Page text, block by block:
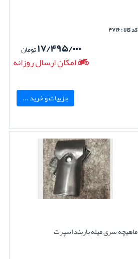
کد کالا : ۴۷۱۶
۱۷/۴۹۵/۰۰۰تومان
امکان ارسال روزانه
جزییات و خرید ...
ماهیچه سری میله باربند اسپرت